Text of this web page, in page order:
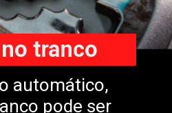
automático,
pode ser
tranco